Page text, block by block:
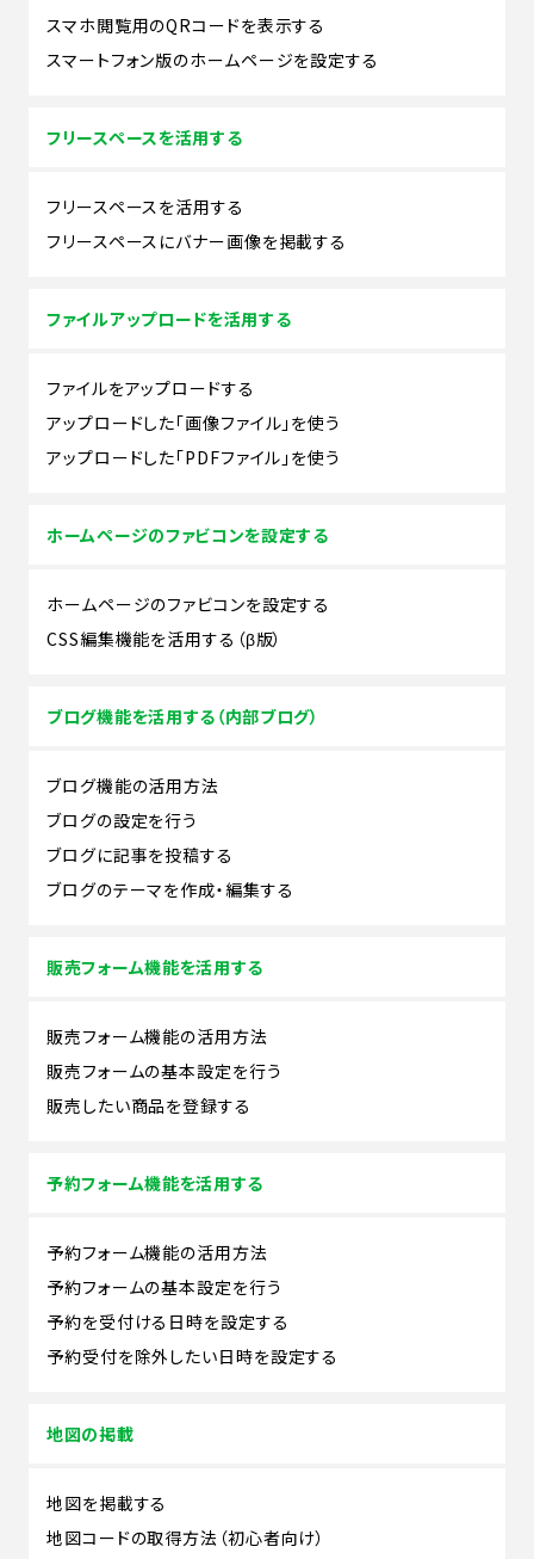
スマホ閲覧用のQRコードを表示する
スマートフォン版のホームページを設定する
フリースペースを活用する
フリースペースを活用する
フリースペースにバナー画像を掲載する
ファイルアップロードを活用する
ファイルをアップロードする
アップロードした「画像ファイル」を使う
アップロードした「PDFファイル」を使う
ホームページのファビコンを設定する
ホームページのファビコンを設定する
CSS編集機能を活用する（β版）
ブログ機能を活用する（内部ブログ）
ブログ機能の活用方法
ブログの設定を行う
ブログに記事を投稿する
ブログのテーマを作成・編集する
販売フォーム機能を活用する
販売フォーム機能の活用方法
販売フォームの基本設定を行う
販売したい商品を登録する
予約フォーム機能を活用する
予約フォーム機能の活用方法
予約フォームの基本設定を行う
予約を受付ける日時を設定する
予約受付を除外したい日時を設定する
地図の掲載
地図を掲載する
地図コードの取得方法（初心者向け）